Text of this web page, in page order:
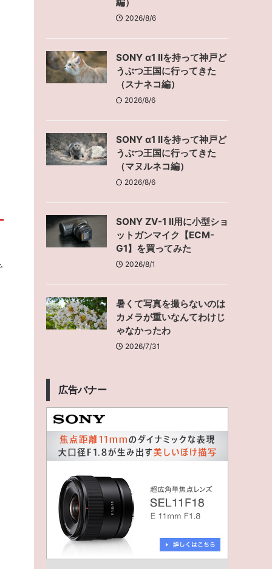
2026/8/6
SONY α1 IIを持って神戸ど
うぶつ王国に行ってきた
（スナネコ編）
2026/8/6
SONY α1 IIを持って神戸ど
うぶつ王国に行ってきた
（マヌルネコ編）
2026/8/6
SONY ZV-1 II用に小型ショ
ットガンマイク【ECM-
G1】を買ってみた
2026/8/1
暑くて写真を撮らないのは
カメラが重いなんてわけじ
ゃなかったわ
2026/7/31
広告バナー